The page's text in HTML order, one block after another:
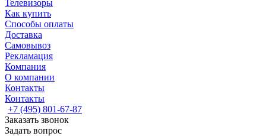
Телевизоры
Как купить
Способы оплаты
Доставка
Самовывоз
Рекламация
Компания
О компании
Контакты
Контакты
+7 (495) 801-67-87
Заказать звонок
Задать вопрос